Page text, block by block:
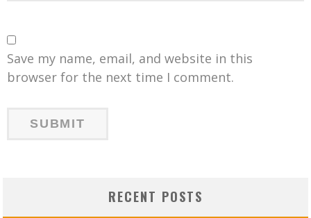
Save my name, email, and website in this
browser for the next time I comment.
RECENT POSTS